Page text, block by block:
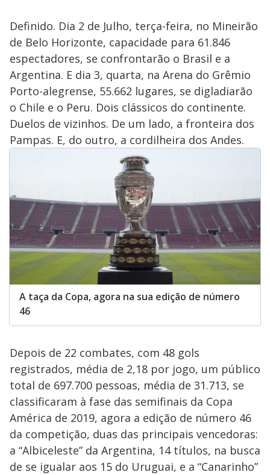
Definido. Dia 2 de Julho, terça-feira, no Mineirão
de Belo Horizonte, capacidade para 61.846
espectadores, se confrontarão o Brasil e a
Argentina. E dia 3, quarta, na Arena do Grêmio
Porto-alegrense, 55.662 lugares, se digladiarão
o Chile e o Peru. Dois clássicos do continente.
Duelos de vizinhos. De um lado, a fronteira dos
Pampas. E, do outro, a cordilheira dos Andes.
A taça da Copa, agora na sua edição de número
46
Depois de 22 combates, com 48 gols
registrados, média de 2,18 por jogo, um público
total de 697.700 pessoas, média de 31.713, se
classificaram à fase das semifinais da Copa
América de 2019, agora a edição de número 46
da competição, duas das principais vencedoras:
a “Albiceleste” da Argentina, 14 títulos, na busca
de se igualar aos 15 do Uruguai, e a “Canarinho”